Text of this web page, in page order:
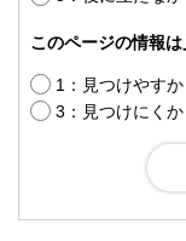
このページの情報
1：見つけやす
3：見つけにく